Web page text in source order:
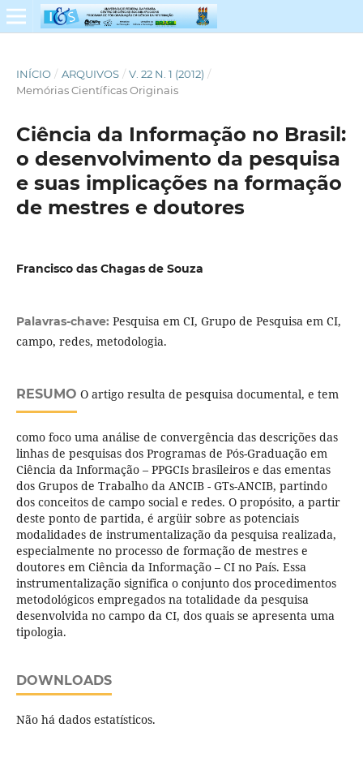
INÍCIO / ARQUIVOS / V. 22 N. 1 (2012) /
Memórias Científicas Originais
Ciência da Informação no Brasil:
o desenvolvimento da pesquisa
e suas implicações na formação
de mestres e doutores
Francisco das Chagas de Souza
Palavras-chave: Pesquisa em CI, Grupo de Pesquisa em CI,
campo, redes, metodologia.
RESUMO O artigo resulta de pesquisa documental, e tem
como foco uma análise de convergência das descrições das
linhas de pesquisas dos Programas de Pós-Graduação em
Ciência da Informação – PPGCIs brasileiros e das ementas
dos Grupos de Trabalho da ANCIB - GTs-ANCIB, partindo
dos conceitos de campo social e redes. O propósito, a partir
deste ponto de partida, é argüir sobre as potenciais
modalidades de instrumentalização da pesquisa realizada,
especialmente no processo de formação de mestres e
doutores em Ciência da Informação – CI no País. Essa
instrumentalização significa o conjunto dos procedimentos
metodológicos empregados na totalidade da pesquisa
desenvolvida no campo da CI, dos quais se apresenta uma
tipologia.
DOWNLOADS
Não há dados estatísticos.